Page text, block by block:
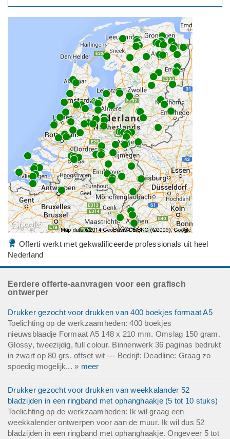
Offerti werkt met gekwalificeerde professionals uit heel
Nederland
Eerdere offerte-aanvragen voor een grafisch
ontwerper
Drukker gezocht voor drukken van 400 boekjes formaat A5
Toelichting op de werkzaamheden: 400 boekjes
nieuwsblaadje Formaat A5 148 x 210 mm. Omslag 150 gram.
Glossy, tweezijdig, full colour. Binnenwerk 36 paginas bedrukt
in zwart op 80 grs. offset wit --- Bedrijf: Deadline: Graag zo
spoedig mogelijk... » meer
Drukker gezocht voor drukken van weekkalander 52
bladzijden in een ringband met ophanghaakje (5 tot 10 stuks)
Toelichting op de werkzaamheden: Ik wil graag een
weekkalender ontwerpen voor aan de muur. Ik wil dus 52
bladzijden in een ringband met ophanghaakje. Ongeveer 5 tot